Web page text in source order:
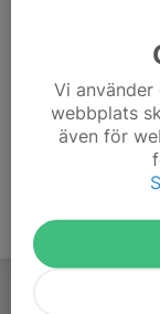
Vi
webbplats
även för